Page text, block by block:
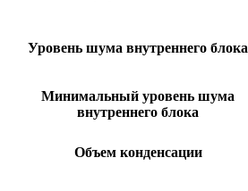
Уровень шума внутреннего блока
Минимальный уровень шума
внутреннего блока
Объем конденсации